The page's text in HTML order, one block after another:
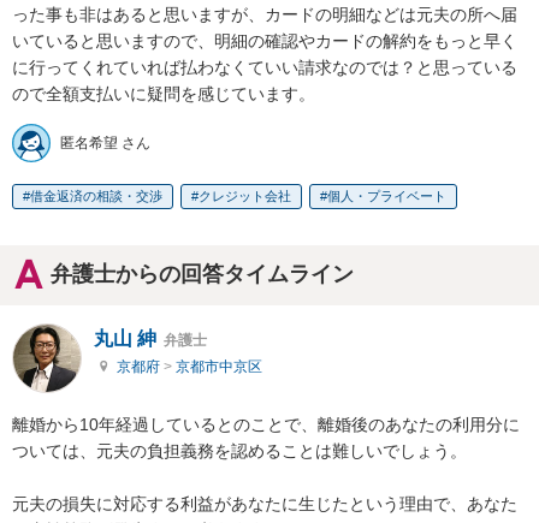
った事も非はあると思いますが、カードの明細などは元夫の所へ届
いていると思いますので、明細の確認やカードの解約をもっと早く
に行ってくれていれば払わなくていい請求なのでは？と思っている
ので全額支払いに疑問を感じています。
匿名希望 さん
借金返済の相談・交渉 クレジット会社 個人・プライベート
弁護士からの回答タイムライン
丸山 紳 弁護士
京都府 > 京都市中京区
離婚から10年経過しているとのことで、離婚後のあなたの利用分に
ついては、元夫の負担義務を認めることは難しいでしょう。
元夫の損失に対応する利益があなたに生じたという理由で、あなた